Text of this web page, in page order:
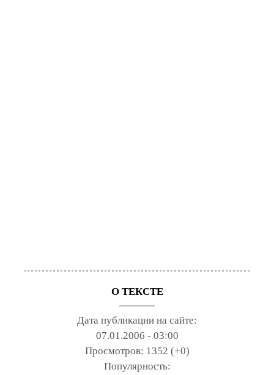
О ТЕКСТЕ
Дата публикации на сайте:
07.01.2006 - 03:00
Просмотров: 1352 (+0)
Популярность: